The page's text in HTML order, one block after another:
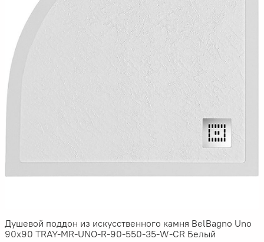
Душевой поддон из искусственного камня BelBagno Uno
90x90 TRAY-MR-UNO-R-90-550-35-W-CR Белый